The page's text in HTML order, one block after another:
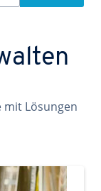
mit Lösungen